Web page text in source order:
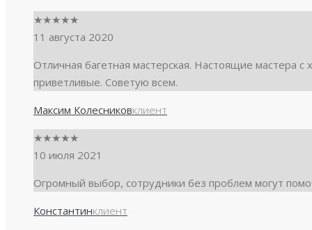
★★★★★
11 августа 2020
Отличная багетная мастерская. Настоящие мастера
приветливые. Советую всем.
Максим Колесниковклиент
★★★★★
10 июля 2021
Огромный выбор, сотрудники без проблем могут
Константинклиент